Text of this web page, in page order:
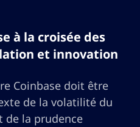
à la croisée des
et innovation
Coinbase doit être
de la volatilité du
de la prudence